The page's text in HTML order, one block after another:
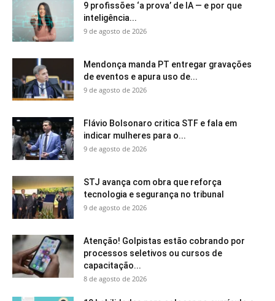
9 profissões ‘a prova’ de IA — e por que
inteligência...
9 de agosto de 2026
Mendonça manda PT entregar gravações
de eventos e apura uso de...
9 de agosto de 2026
Flávio Bolsonaro critica STF e fala em
indicar mulheres para o...
9 de agosto de 2026
STJ avança com obra que reforça
tecnologia e segurança no tribunal
9 de agosto de 2026
Atenção! Golpistas estão cobrando por
processos seletivos ou cursos de
capacitação...
8 de agosto de 2026